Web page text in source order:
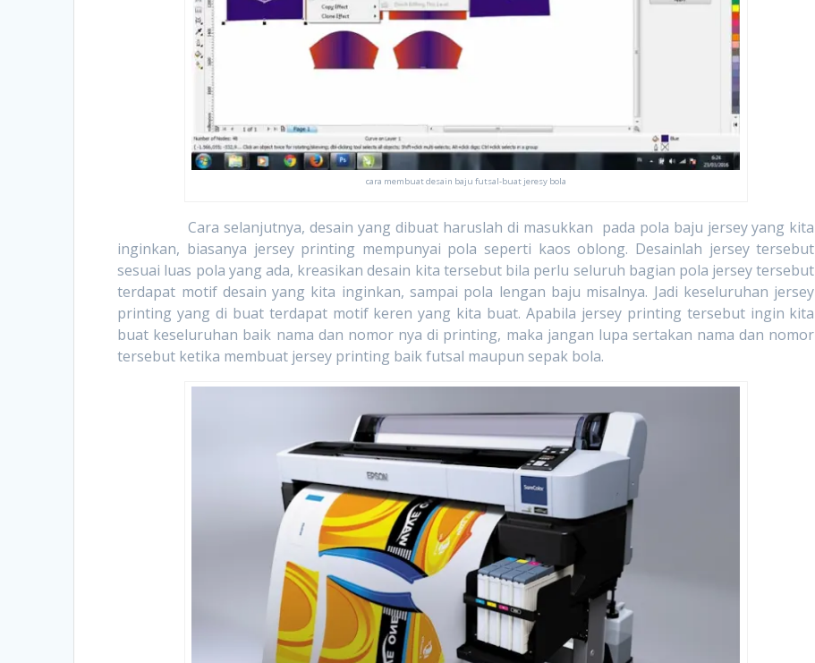
cara membuat desain baju futsal-buat jeresy bola
Cara selanjutnya, desain yang dibuat haruslah di masukkan pada pola baju jersey yang kita
inginkan, biasanya jersey printing mempunyai pola seperti kaos oblong. Desainlah jersey tersebut
sesuai luas pola yang ada, kreasikan desain kita tersebut bila perlu seluruh bagian pola jersey tersebut
terdapat motif desain yang kita inginkan, sampai pola lengan baju misalnya. Jadi keseluruhan jersey
printing yang di buat terdapat motif keren yang kita buat. Apabila jersey printing tersebut ingin kita
buat keseluruhan baik nama dan nomor nya di printing, maka jangan lupa sertakan nama dan nomor
tersebut ketika membuat jersey printing baik futsal maupun sepak bola.